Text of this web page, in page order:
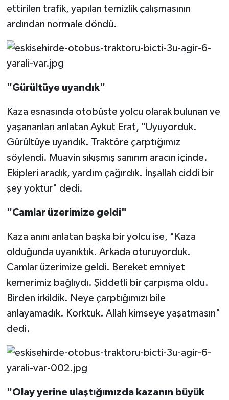
ettirilen trafik, yapılan temizlik çalışmasının
ardından normale döndü.
"Gürültüye uyandık"
Kaza esnasında otobüste yolcu olarak bulunan ve
yaşananları anlatan Aykut Erat, "Uyuyorduk.
Gürültüye uyandık. Traktöre çarptığımız
söylendi. Muavin sıkışmış sanırım aracın içinde.
Ekipleri aradık, yardım çağırdık. İnşallah ciddi bir
şey yoktur" dedi.
"Camlar üzerimize geldi"
Kaza anını anlatan başka bir yolcu ise, "Kaza
olduğunda uyanıktık. Arkada oturuyorduk.
Camlar üzerimize geldi. Bereket emniyet
kemerimiz bağlıydı. Şiddetli bir çarpışma oldu.
Birden irkildik. Neye çarptığımızı bile
anlayamadık. Korktuk. Allah kimseye yaşatmasın"
dedi.
"Olay yerine ulaştığımızda kazanın büyük